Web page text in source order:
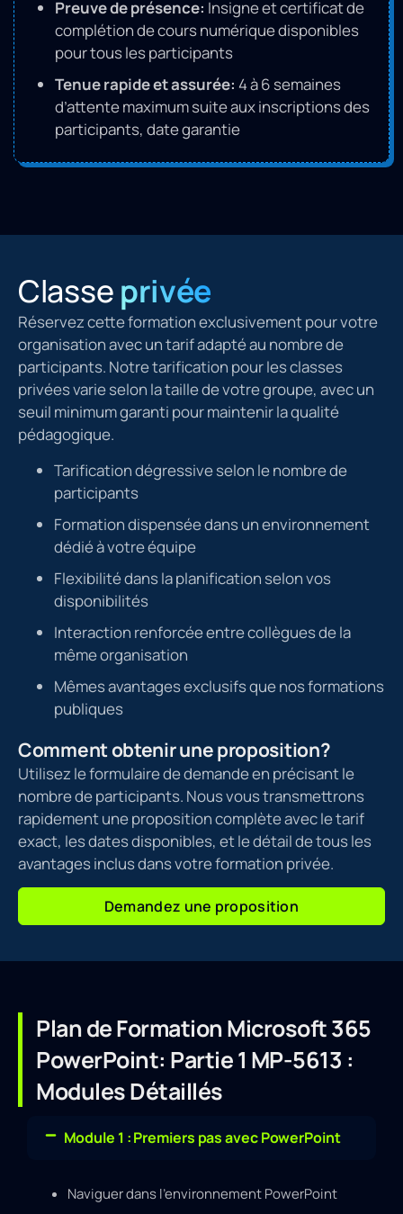
Preuve de présence: Insigne et certificat de
complétion de cours numérique disponibles
pour tous les participants
Tenue rapide et assurée: 4 à 6 semaines
d’attente maximum suite aux inscriptions des
participants, date garantie
Classeprivée
Réservez cette formation exclusivement pour votre
organisation avec un tarif adapté au nombre de
participants. Notre tarification pour les classes
privées varie selon la taille de votre groupe, avec un
seuil minimum garanti pour maintenir la qualité
pédagogique.
Tarification dégressive selon le nombre de
participants
Formation dispensée dans un environnement
dédié à votre équipe
Flexibilité dans la planification selon vos
disponibilités
Interaction renforcée entre collègues de la
même organisation
Mêmes avantages exclusifs que nos formations
publiques
Comment obtenir une proposition?
Utilisez le formulaire de demande en précisant le
nombre de participants. Nous vous transmettrons
rapidement une proposition complète avec le tarif
exact, les dates disponibles, et le détail de tous les
avantages inclus dans votre formation privée.
Demandez une proposition
Plan de Formation Microsoft 365
PowerPoint: Partie 1 MP-5613 :
Modules Détaillés
Module 1 : Premiers pas avec PowerPoint
Naviguer dans l’environnement PowerPoint